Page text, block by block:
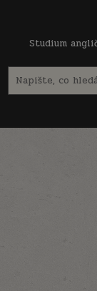
Studium
for: